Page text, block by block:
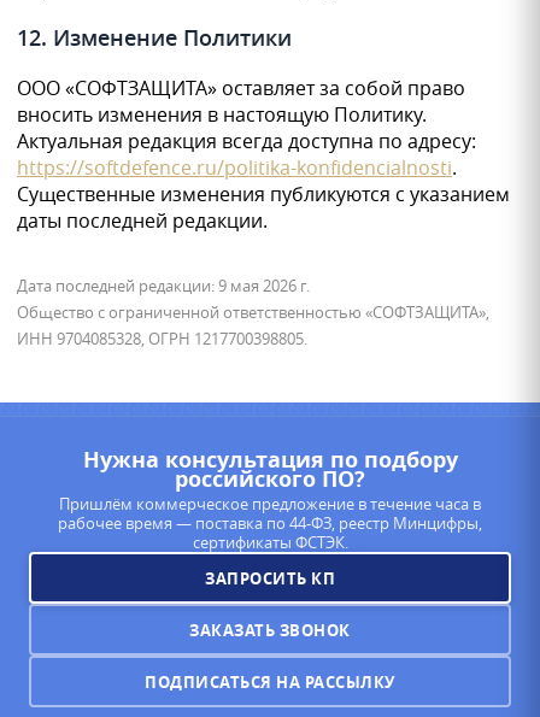
12. Изменение Политики
ООО «СОФТЗАЩИТА» оставляет за собой право
вносить изменения в настоящую Политику.
Актуальная редакция всегда доступна по адресу:
https://softdefence.ru/politika-konfidencialnosti.
Существенные изменения публикуются с указанием
даты последней редакции.
Дата последней редакции: 9 мая 2026 г.
Общество с ограниченной ответственностью «СОФТЗАЩИТА»,
ИНН 9704085328, ОГРН 1217700398805.
Нужна консультация по подбору
российского ПО?
Пришлём коммерческое предложение в течение часа в
рабочее время — поставка по 44-ФЗ, реестр Минцифры,
сертификаты ФСТЭК.
ЗАПРОСИТЬ КП
ЗАКАЗАТЬ ЗВОНОК
ПОДПИСАТЬСЯ НА РАССЫЛКУ